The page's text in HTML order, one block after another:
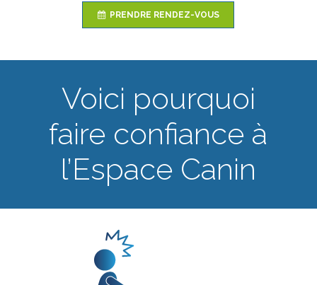
PRENDRE RENDEZ-VOUS
Voici pourquoi
faire confiance à
l’Espace Canin